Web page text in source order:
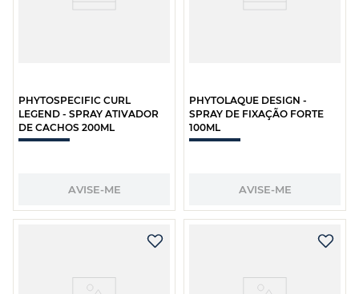
PHYTOSPECIFIC CURL
LEGEND - SPRAY ATIVADOR
DE CACHOS 200ML
AVISE-ME
PHYTOLAQUE DESIGN -
SPRAY DE FIXAÇÃO FORTE
100ML
AVISE-ME